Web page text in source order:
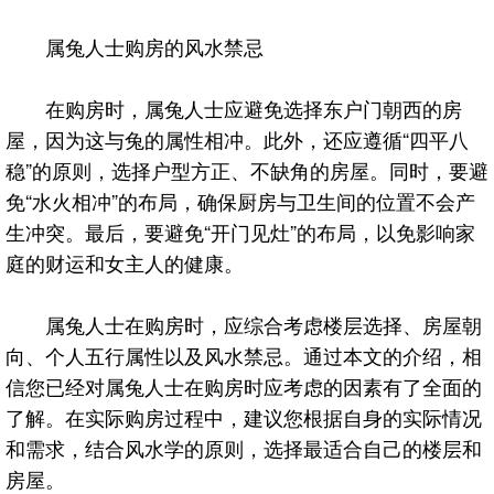
属兔人士购房的风水禁忌
在购房时，属兔人士应避免选择东户门朝西的房
屋，因为这与兔的属性相冲。此外，还应遵循“四平八
稳”的原则，选择户型方正、不缺角的房屋。同时，要避
免“水火相冲”的布局，确保厨房与卫生间的位置不会产
生冲突。最后，要避免“开门见灶”的布局，以免影响家
庭的财运和女主人的健康。
属兔人士在购房时，应综合考虑楼层选择、房屋朝
向、个人五行属性以及风水禁忌。通过本文的介绍，相
信您已经对属兔人士在购房时应考虑的因素有了全面的
了解。在实际购房过程中，建议您根据自身的实际情况
和需求，结合风水学的原则，选择最适合自己的楼层和
房屋。